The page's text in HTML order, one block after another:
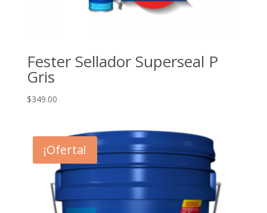
Fester Sellador Superseal P
Gris
$349.00
¡Oferta!